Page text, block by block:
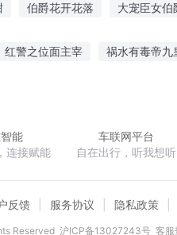
伯爵花开花落 大宠臣女伯
红警之位面主宰 祸水有毒帝九
能
连接赋能
车联网平台
自在出行，听我想听
反馈 服务协议 隐私政策
Reserved 沪ICP备13027243号 客